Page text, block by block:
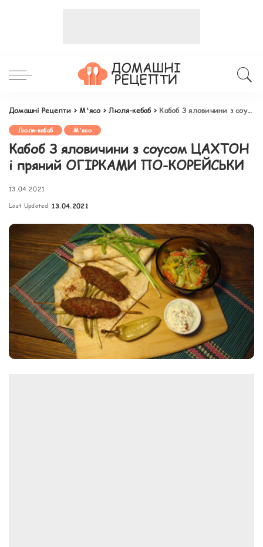
Домашні Рецепти >М'ясо>Люля-кебаб> Кабоб З яловичини з соусом ЦАХТОН і пряний ОГІРКАМИ ПО-КОРЕЙСЬКИ
Люля-кебаб М'ясо
Кабоб З яловичини з соусом ЦАХТОН
і пряний ОГІРКАМИ ПО-КОРЕЙСЬКИ
13.04.2021
Last Updated: 13.04.2021